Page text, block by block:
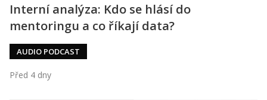
Interní analýza: Kdo se hlásí do
mentoringu a co říkají data?
AUDIO PODCAST
Před 4 dny